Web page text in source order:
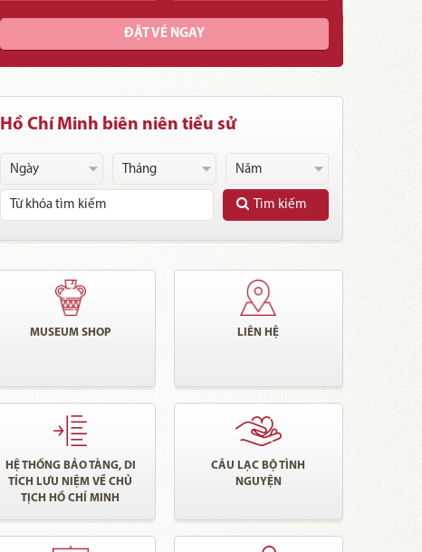
ĐẶT VÉ NGAY
Hồ Chí Minh biên niên tiểu sử
Tìm kiếm
MUSEUM SHOP LIÊN HỆ
HỆ THỐNG BẢO TÀNG, DI
TÍCH LƯU NIỆM VỀ CHỦ
TỊCH HỒ CHÍ MINH
CÂU LẠC BỘ TÌNH
NGUYỆN